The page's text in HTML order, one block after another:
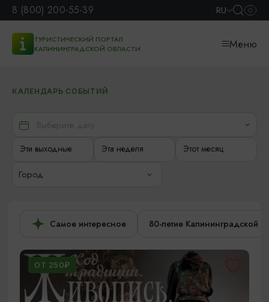
8 (800) 200-55-39 RU
ТУРИСТИЧЕСКИЙ ПОРТАЛ
КАЛИНИНГРАДСКОЙ ОБЛАСТИ
Меню
КАЛЕНДАРЬ СОБЫТИЙ
Эти выходные Эта неделя Этот месяц
Город
Самое интересное 80-летие Калининградской
ОТ 250₽